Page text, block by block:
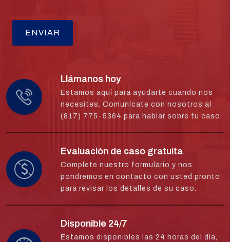
Llámanos hoy
Estamos aquí para ayudarte cuando nos
necesites. Comunícate con nosotros al
(817) 775-5364 para hablar sobre tu caso.
Evaluación de caso gratuita
Complete nuestro formulario y nos
pondremos en contacto con usted pronto
para revisar los detalles de su caso.
Disponible 24/7
Estamos disponibles las 24 horas del día,